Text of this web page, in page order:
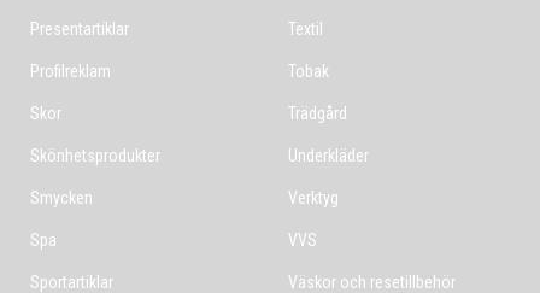
Presentartiklar
Profilreklam
Skor
Skönhetsprodukter
Smycken
Spa
Sportartiklar
Textil
Tobak
Trädgård
Underkläder
Verktyg
VVS
Väskor och resetillbehör